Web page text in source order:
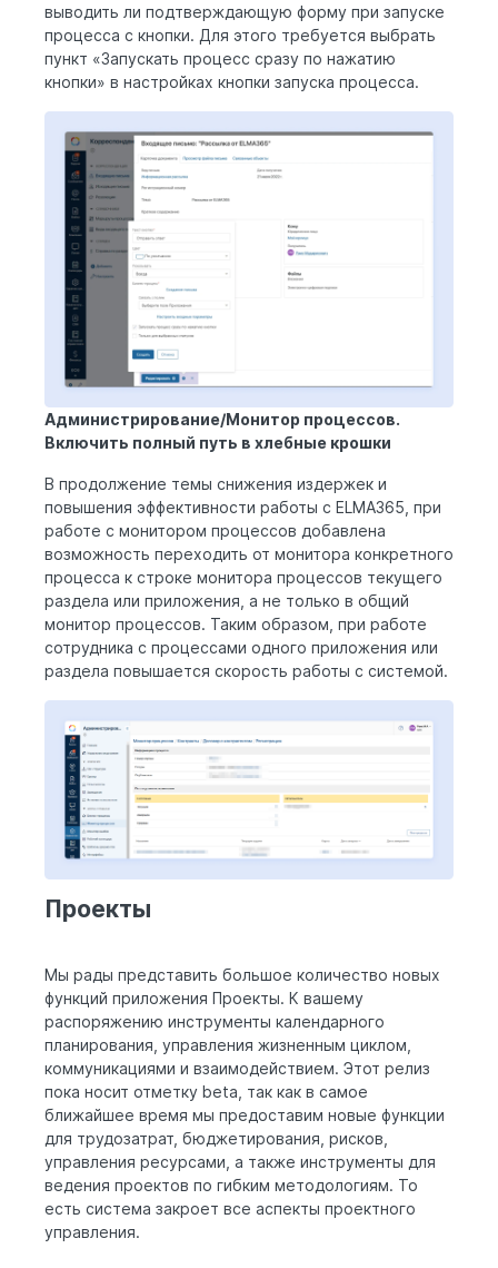
выводить ли подтверждающую форму при запуске
процесса с кнопки. Для этого требуется выбрать
пункт «Запускать процесс сразу по нажатию
кнопки» в настройках кнопки запуска процесса.
Администрирование/Монитор процессов.
Включить полный путь в хлебные крошки
В продолжение темы снижения издержек и
повышения эффективности работы с ELMA365, при
работе с монитором процессов добавлена
возможность переходить от монитора конкретного
процесса к строке монитора процессов текущего
раздела или приложения, а не только в общий
монитор процессов. Таким образом, при работе
сотрудника с процессами одного приложения или
раздела повышается скорость работы с системой.
Проекты
Мы рады представить большое количество новых
функций приложения Проекты. К вашему
распоряжению инструменты календарного
планирования, управления жизненным циклом,
коммуникациями и взаимодействием. Этот релиз
пока носит отметку beta, так как в самое
ближайшее время мы предоставим новые функции
для трудозатрат, бюджетирования, рисков,
управления ресурсами, а также инструменты для
ведения проектов по гибким методологиям. То
есть система закроет все аспекты проектного
управления.